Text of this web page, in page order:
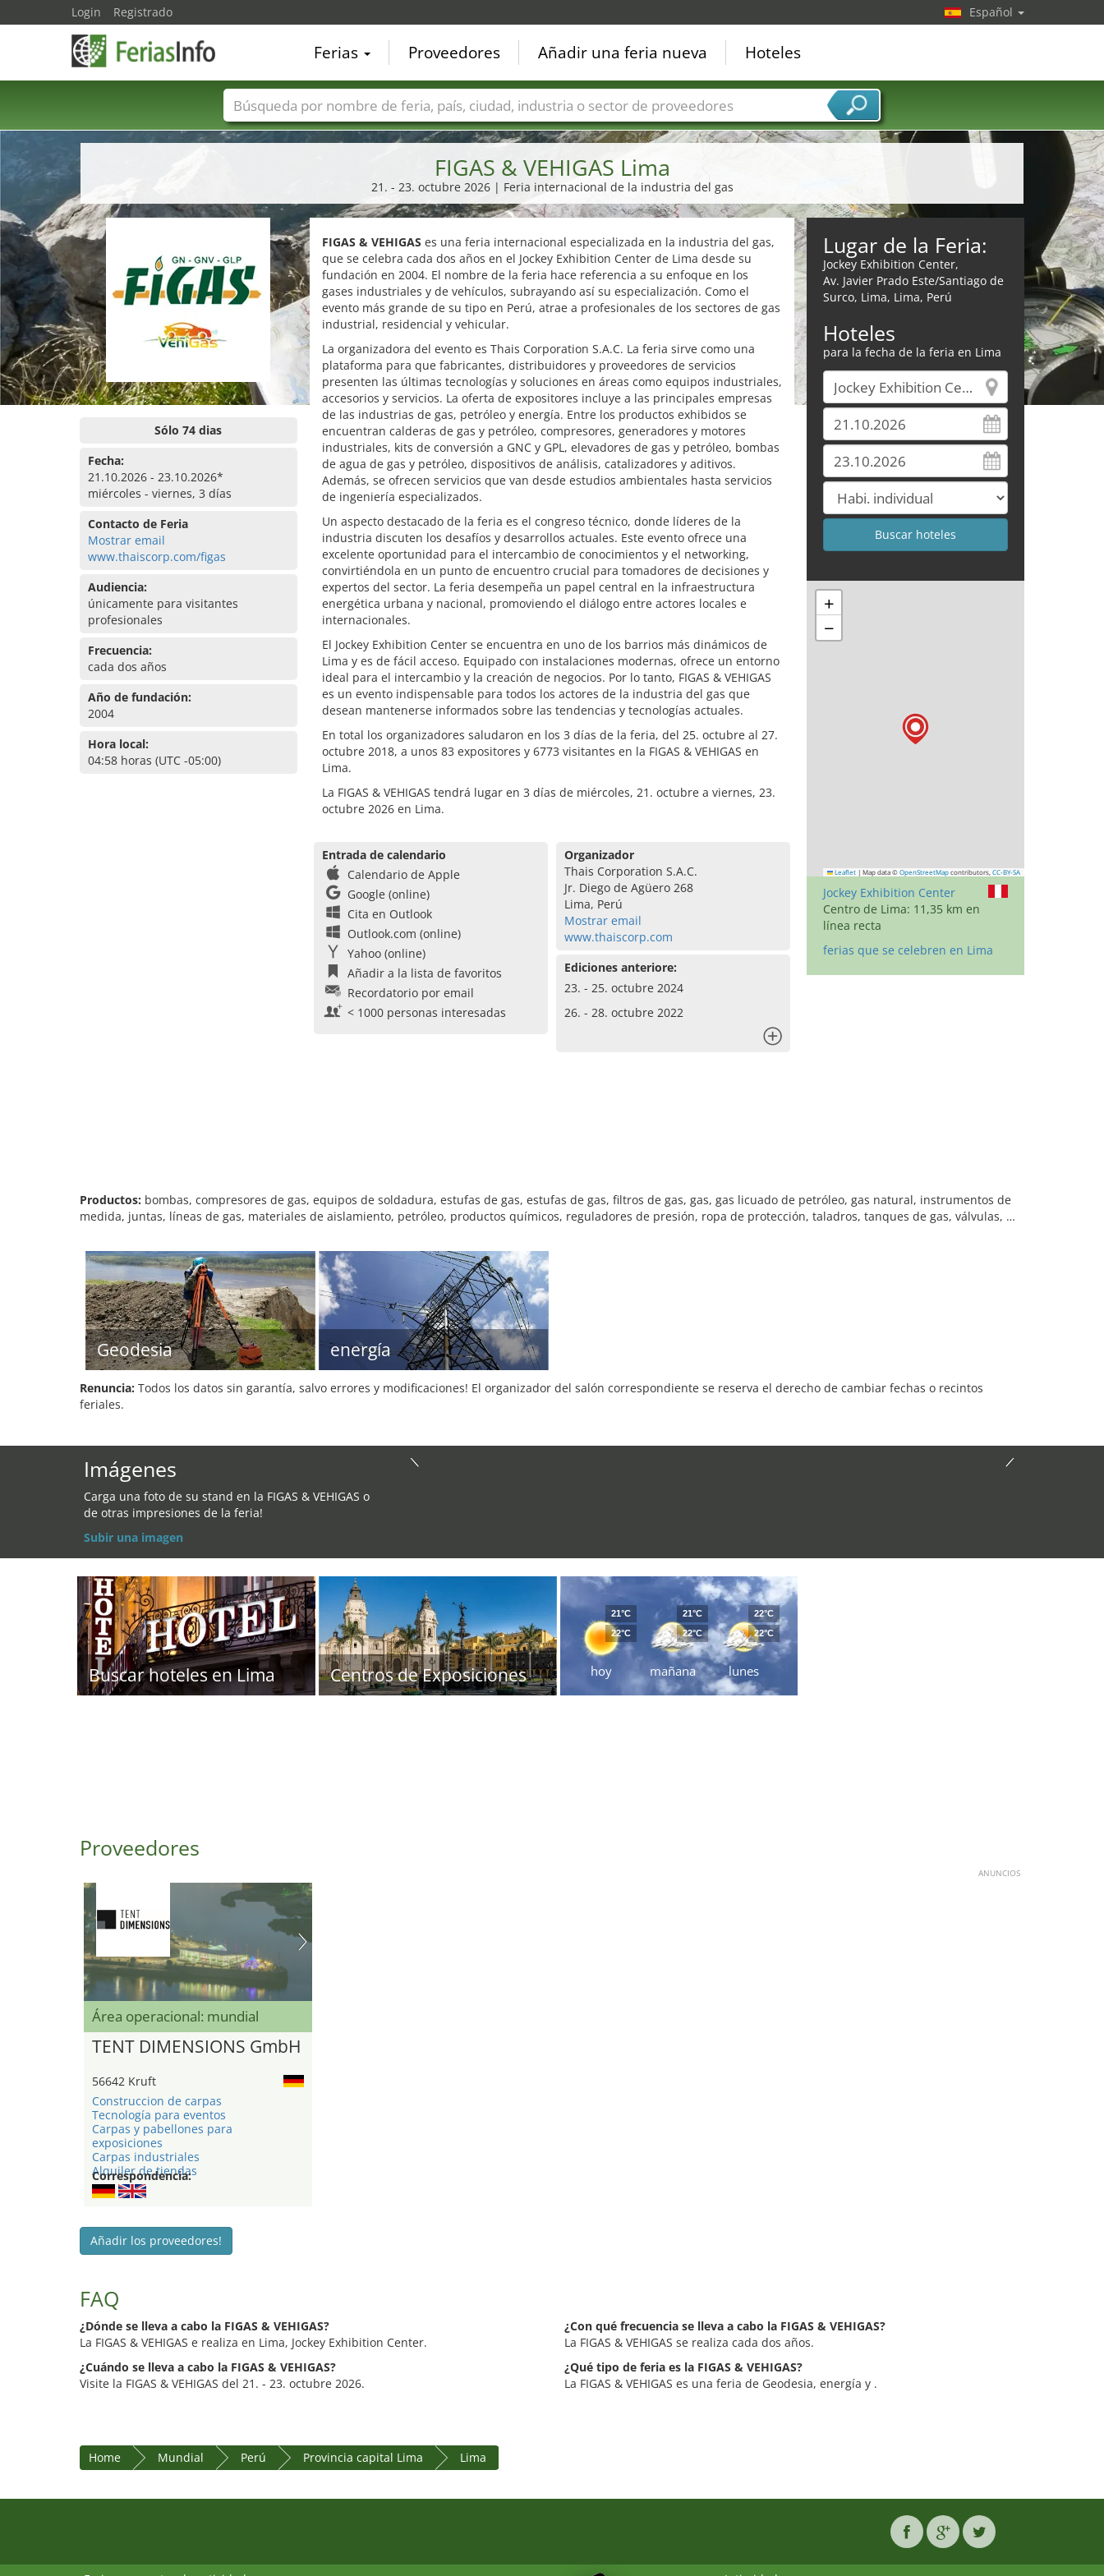
FIGAS & VEHIGAS Lima
21. - 23. octubre 2026 | Feria internacional de la industria del gas
Sólo 74 dias
Fecha:
21.10.2026 - 23.10.2026*
miércoles - viernes, 3 días
Contacto de Feria
Mostrar email
www.thaiscorp.com/figas
Audiencia:
únicamente para visitantes
profesionales
Frecuencia:
cada dos años
Año de fundación:
2004
Hora local:
04:58 horas (UTC -05:00)
FIGAS & VEHIGAS es una feria internacional especializada en la industria del gas,
que se celebra cada dos años en el Jockey Exhibition Center de Lima desde su
fundación en 2004. El nombre de la feria hace referencia a su enfoque en los
gases industriales y de vehículos, subrayando así su especialización. Como el
evento más grande de su tipo en Perú, atrae a profesionales de los sectores de gas
industrial, residencial y vehicular.
La organizadora del evento es Thais Corporation S.A.C. La feria sirve como una
plataforma para que fabricantes, distribuidores y proveedores de servicios
presenten las últimas tecnologías y soluciones en áreas como equipos industriales,
accesorios y servicios. La oferta de expositores incluye a las principales empresas
de las industrias de gas, petróleo y energía. Entre los productos exhibidos se
encuentran calderas de gas y petróleo, compresores, generadores y motores
industriales, kits de conversión a GNC y GPL, elevadores de gas y petróleo, bombas
de agua de gas y petróleo, dispositivos de análisis, catalizadores y aditivos.
Además, se ofrecen servicios que van desde estudios ambientales hasta servicios
de ingeniería especializados.
Un aspecto destacado de la feria es el congreso técnico, donde líderes de la
industria discuten los desafíos y desarrollos actuales. Este evento ofrece una
excelente oportunidad para el intercambio de conocimientos y el networking,
convirtiéndola en un punto de encuentro crucial para tomadores de decisiones y
expertos del sector. La feria desempeña un papel central en la infraestructura
energética urbana y nacional, promoviendo el diálogo entre actores locales e
internacionales.
El Jockey Exhibition Center se encuentra en uno de los barrios más dinámicos de
Lima y es de fácil acceso. Equipado con instalaciones modernas, ofrece un entorno
ideal para el intercambio y la creación de negocios. Por lo tanto, FIGAS & VEHIGAS
es un evento indispensable para todos los actores de la industria del gas que
desean mantenerse informados sobre las tendencias y tecnologías actuales.
En total los organizadores saludaron en los 3 días de la feria, del 25. octubre al 27.
octubre 2018, a unos 83 expositores y 6773 visitantes en la FIGAS & VEHIGAS en
Lima.
La FIGAS & VEHIGAS tendrá lugar en 3 días de miércoles, 21. octubre a viernes, 23.
octubre 2026 en Lima.
Entrada de calendario
Calendario de Apple
Google (online)
Cita en Outlook
Outlook.com (online)
Yahoo (online)
Añadir a la lista de favoritos
Recordatorio por email
< 1000 personas interesadas
Organizador
Thais Corporation S.A.C.
Jr. Diego de Agüero 268
Lima, Perú
Mostrar email
www.thaiscorp.com
Ediciones anteriore:
23. - 25. octubre 2024
26. - 28. octubre 2022
Lugar de la Feria:
Jockey Exhibition Center,
Av. Javier Prado Este/Santiago de
Surco, Lima, Lima, Perú
Hoteles
para la fecha de la feria en Lima
+
−
Leaflet | Map data © OpenStreetMap contributors, CC-BY-SA
Jockey Exhibition Center
Centro de Lima: 11,35 km en
línea recta
ferias que se celebren en Lima
Productos: bombas, compresores de gas, equipos de soldadura, estufas de gas, estufas de gas, filtros de gas, gas, gas licuado de petróleo, gas natural, instrumentos de
medida, juntas, líneas de gas, materiales de aislamiento, petróleo, productos químicos, reguladores de presión, ropa de protección, taladros, tanques de gas, válvulas, …
Geodesia energía
Renuncia: Todos los datos sin garantía, salvo errores y modificaciones! El organizador del salón correspondiente se reserva el derecho de cambiar fechas o recintos
feriales.
Imágenes
Carga una foto de su stand en la FIGAS & VEHIGAS o
de otras impresiones de la feria!
Subir una imagen
Buscar hoteles en Lima Centros de Exposiciones hoy
21°C
22°C
mañana
21°C
22°C
lunes
22°C
22°C
Proveedores
ANUNCIOS
Área operacional: mundial
TENT DIMENSIONS GmbH
56642 Kruft
Construccion de carpas
Tecnología para eventos
Carpas y pabellones para
exposiciones
Carpas industriales
Alquiler de tiendas
Correspondencia:
Añadir los proveedores!
FAQ
¿Dónde se lleva a cabo la FIGAS & VEHIGAS?
La FIGAS & VEHIGAS e realiza en Lima, Jockey Exhibition Center.
¿Cuándo se lleva a cabo la FIGAS & VEHIGAS?
Visite la FIGAS & VEHIGAS del 21. - 23. octubre 2026.
¿Con qué frecuencia se lleva a cabo la FIGAS & VEHIGAS?
La FIGAS & VEHIGAS se realiza cada dos años.
¿Qué tipo de feria es la FIGAS & VEHIGAS?
La FIGAS & VEHIGAS es una feria de Geodesia, energía y .
Home Mundial Perú Provincia capital Lima Lima
Login Registrado Español
Ferias Proveedores Añadir una feria nueva Hoteles
Nombres de ferias Países Ciudades Sectores de ferias Sectores de proveedor de servicios